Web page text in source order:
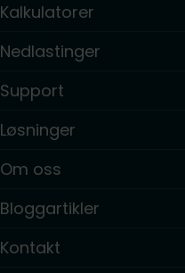
Kalkulatorer
Nedlastinger
Support
Løsninger
Om oss
Bloggartikler
Kontakt